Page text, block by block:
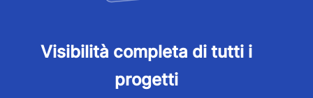
Visibilità completa di tutti i
progetti